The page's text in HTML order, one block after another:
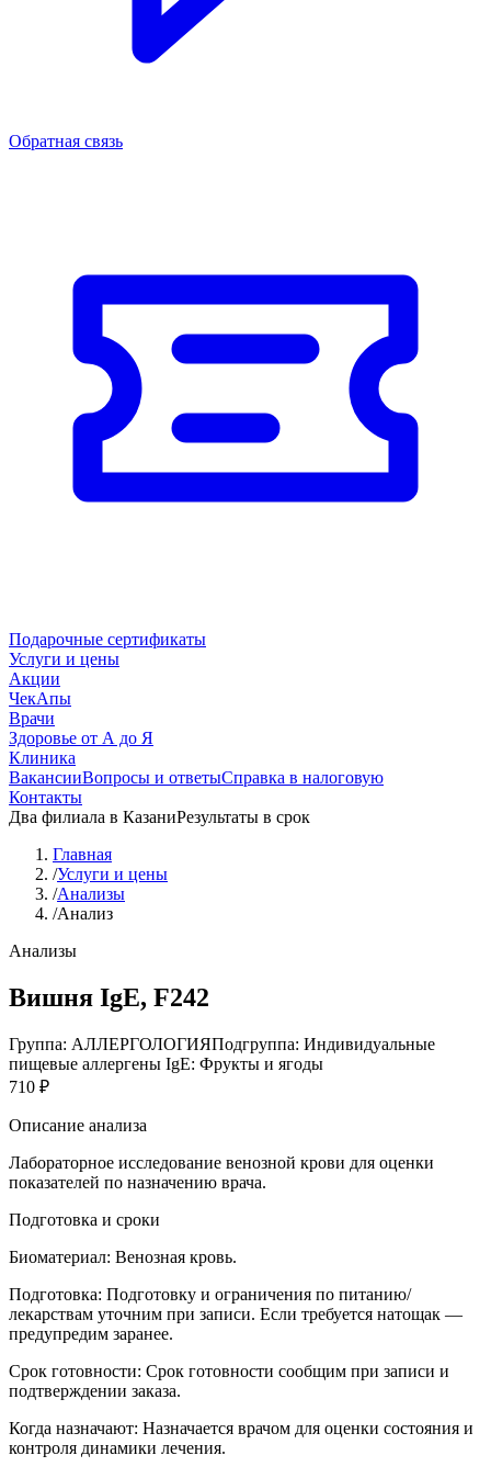
Обратная связь
Подарочные сертификаты
Услуги и цены
Акции
ЧекАпы
Врачи
Здоровье от А до Я
Клиника
ВакансииВопросы и ответыСправка в налоговую
Контакты
Два филиала в КазаниРезультаты в срок
Главная
/Услуги и цены
/Анализы
/Анализ
Анализы
Вишня IgE, F242
Группа: АЛЛЕРГОЛОГИЯПодгруппа: Индивидуальные
пищевые аллергены IgE: Фрукты и ягоды
710 ₽
Описание анализа
Лабораторное исследование венозной крови для оценки
показателей по назначению врача.
Подготовка и сроки
Биоматериал: Венозная кровь.
Подготовка: Подготовку и ограничения по питанию/
лекарствам уточним при записи. Если требуется натощак —
предупредим заранее.
Срок готовности: Срок готовности сообщим при записи и
подтверждении заказа.
Когда назначают: Назначается врачом для оценки состояния и
контроля динамики лечения.